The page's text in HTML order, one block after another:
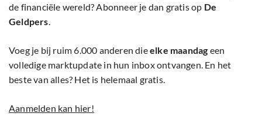
de financiële wereld? Abonneer je dan gratis op De
Geldpers.
Voeg je bij ruim 6.000 anderen dieelke maandag een
volledige marktupdate in hun inbox ontvangen. En het
beste van alles? Het is helemaal gratis.
Aanmelden kan hier!